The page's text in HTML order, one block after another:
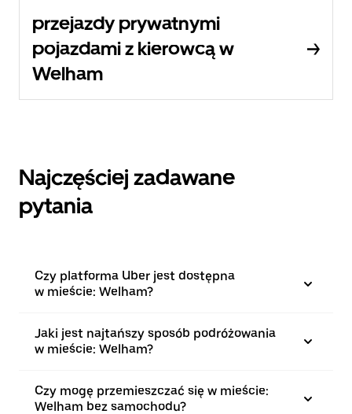
przejazdy prywatnymi
pojazdami z kierowcą w
Welham
Najczęściej zadawane
pytania
Czy platforma Uber jest dostępna
w mieście: Welham?
Jaki jest najtańszy sposób podróżowania
w mieście: Welham?
Czy mogę przemieszczać się w mieście:
Welham bez samochodu?